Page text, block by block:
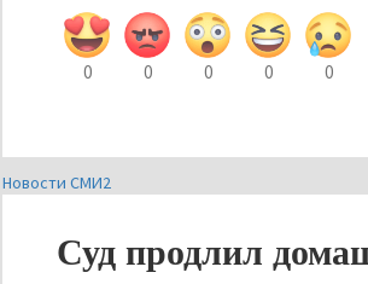
0 0 0 0 0
Новости СМИ2
Суд продлил